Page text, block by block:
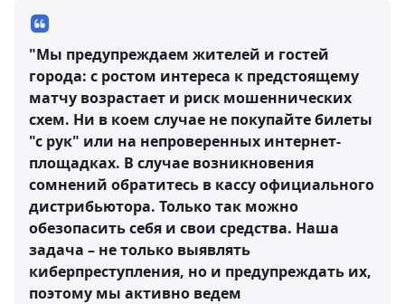
"Мы предупреждаем жителей и гостей
города: с ростом интереса к предстоящему
матчу возрастает и риск мошеннических
схем. Ни в коем случае не покупайте билеты
"с рук" или на непроверенных интернет-
площадках. В случае возникновения
сомнений обратитесь в кассу официального
дистрибьютора. Только так можно
обезопасить себя и свои средства. Наша
задача – не только выявлять
киберпреступления, но и предупреждать их,
поэтому мы активно ведем